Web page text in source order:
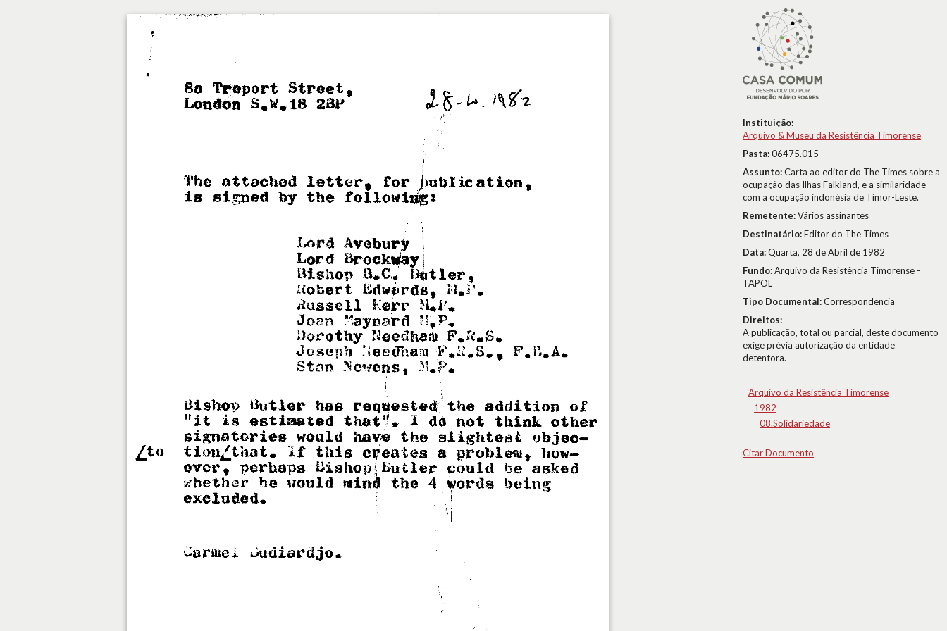
Instituição:
Arquivo & Museu da Resistência Timorense
Pasta:06475.015
Assunto:Carta ao editor do The Times sobre a
ocupação das Ilhas Falkland, e a similaridade
com a ocupação indonésia de Timor-Leste.
Remetente:Vários assinantes
Destinatário:Editor do The Times
Data:Quarta, 28 de Abril de 1982
Fundo:Arquivo da Resistência Timorense -
TAPOL
Tipo Documental:Correspondencia
Direitos:
A publicação, total ou parcial, deste documento
exige prévia autorização da entidade
detentora.
Arquivo da Resistência Timorense
1982
08.Solidariedade
Citar Documento